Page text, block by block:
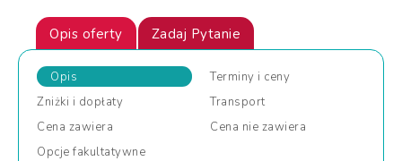
Opis oferty Zadaj Pytanie
Opis Terminy i ceny
Zniżki i dopłaty
Transport
Cena zawiera Cena nie zawiera
Opcje fakultatywne